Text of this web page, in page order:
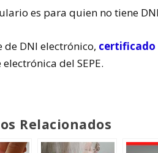
es para quien no tiene
de DNI electrónico,
del SEPE.
Relacionados